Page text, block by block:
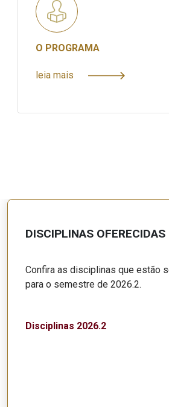
O PROGRAMA
leia mais
DISCIPLINAS OFERECIDAS
Confira as disciplinas que estão
para o semestre de 2026.2.
Disciplinas 2026.2